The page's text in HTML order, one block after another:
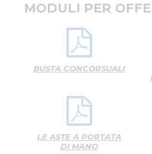
MODULI PER
BUSTA CONCORSUALI
LE ASTE A PORTATA
DI MANO